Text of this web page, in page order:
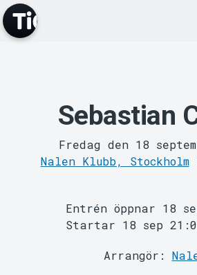
Sebastian
Fredag den 18
Nalen Klubb, Stockholm
Entrén öppnar 18
Startar 18 sep
Arrangör: